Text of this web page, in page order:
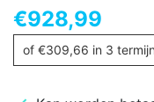
€928,99
of €309,66 in 3